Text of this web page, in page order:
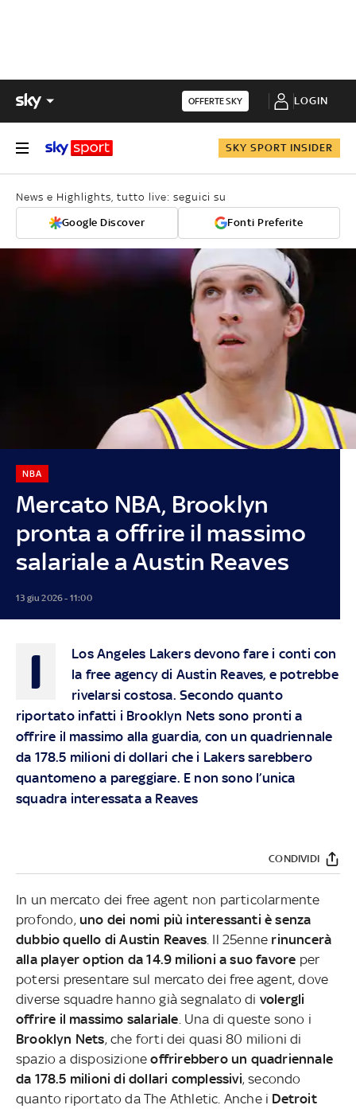
OFFERTE SKY LOGIN
SKY SPORT INSIDER
News e Highlights, tutto live: seguici su
Google Discover Fonti Preferite
Mercato NBA, Brooklyn
pronta a offrire il massimo
salariale a Austin Reaves
NBA
13 giu 2026 - 11:00
I
Los Angeles Lakers devono fare i conti con
la free agency di Austin Reaves, e potrebbe
rivelarsi costosa. Secondo quanto
riportato infatti i Brooklyn Nets sono pronti a
offrire il massimo alla guardia, con un quadriennale
da 178.5 milioni di dollari che i Lakers sarebbero
quantomeno a pareggiare. E non sono l’unica
squadra interessata a Reaves
CONDIVIDI
In un mercato dei free agent non particolarmente
profondo, uno dei nomi più interessanti è senza
dubbio quello di Austin Reaves . Il 25enne rinuncerà
alla player option da 14.9 milioni a suo favore per
potersi presentare sul mercato dei free agent, dove
diverse squadre hanno già segnalato di volergli
offrire il massimo salariale . Una di queste sono i
Brooklyn Nets, che forti dei quasi 80 milioni di
spazio a disposizioneoffrirebbero un quadriennale
da 178.5 milioni di dollari complessivi, secondo
quanto riportato da The Athletic. Anche i Detroit